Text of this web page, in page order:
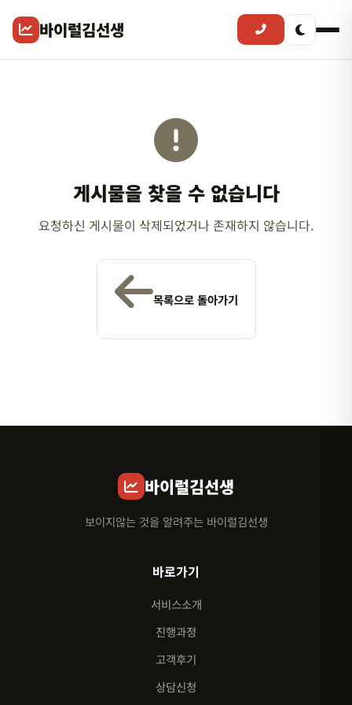
바이럴김선생
게시물을 찾을 수 없습니다
요청하신 게시물이 삭제되었거나 존재하지 않습니다.
목록으로 돌아가기
바이럴김선생
보이지않는 것을 알려주는 바이럴김선생
바로가기
서비스소개
진행과정
고객후기
상담신청